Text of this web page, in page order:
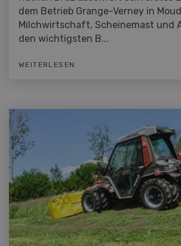
dem Betrieb Grange-Verney in
Milchwirtschaft, Scheinemast und
den wichtigsten B...
WEITERLESEN